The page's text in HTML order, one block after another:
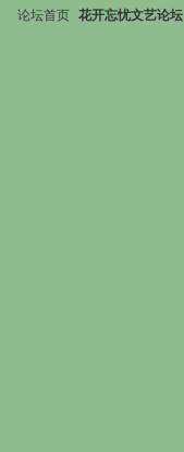
论坛首页 花开忘忧文艺论坛